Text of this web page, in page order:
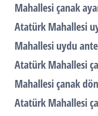
Mahallesi çanak
Atatürk Mahallesi
Mahallesi uydu
Atatürk Mahallesi
Mahallesi çanak
Atatürk Mahallesi